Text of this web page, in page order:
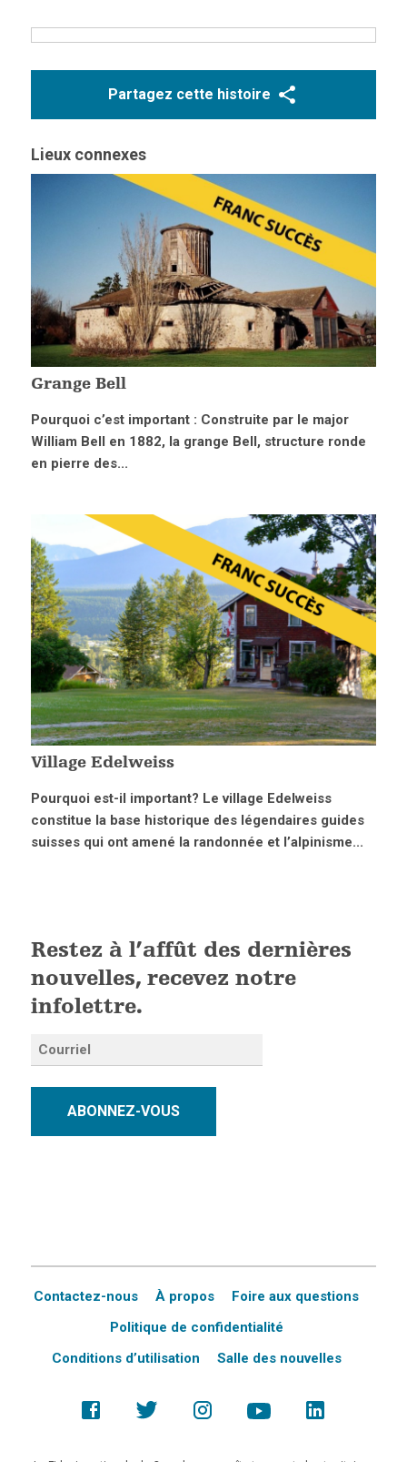
Partagez cette histoire
Lieux connexes
Grange Bell
Pourquoi c’est important : Construite par le major
William Bell en 1882, la grange Bell, structure ronde
en pierre des...
Village Edelweiss
Pourquoi est-il important? Le village Edelweiss
constitue la base historique des légendaires guides
suisses qui ont amené la randonnée et l’alpinisme...
Restez à l’affût des dernières
nouvelles, recevez notre
infolettre.
ABONNEZ-VOUS
Contactez-nous À propos
Foire aux questions
Politique de confidentialité
Conditions d’utilisation
Salle des nouvelles